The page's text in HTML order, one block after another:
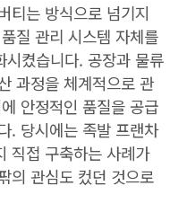
티는 방식으로 넘기지
질 관리 시스템 자체를
시켰습니다. 공장과 물류
과정을 체계적으로 관
안정적인 품질을 공급
. 당시에는 족발 프랜차
직접 구축하는 사례가
의 관심도 컸던 것으로